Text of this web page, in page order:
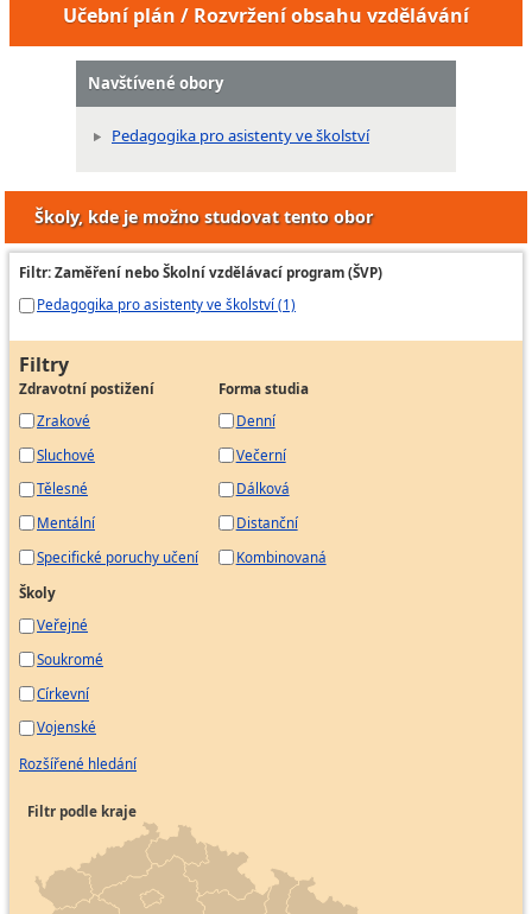
Učební plán / Rozvržení obsahu vzdělávání
Navštívené obory
Pedagogika pro asistenty ve školství
Školy, kde je možno studovat tento obor
Filtr: Zaměření nebo Školní vzdělávací program (ŠVP)
Pedagogika pro asistenty ve školství (1)
Filtry
Zdravotní postižení
Zrakové
Sluchové
Tělesné
Mentální
Specifické poruchy učení
Forma studia
Denní
Večerní
Dálková
Distanční
Kombinovaná
Školy
Veřejné
Soukromé
Církevní
Vojenské
Rozšířené hledání
Filtr podle kraje